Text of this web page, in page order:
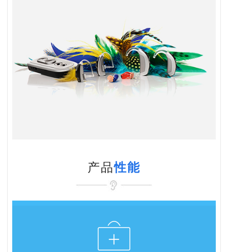
产品性能